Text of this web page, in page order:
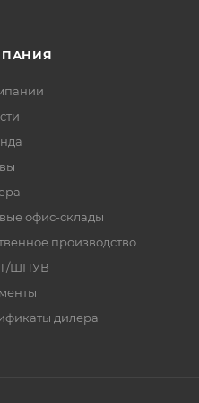
офис-склады
производство
ШПУВ
дилера